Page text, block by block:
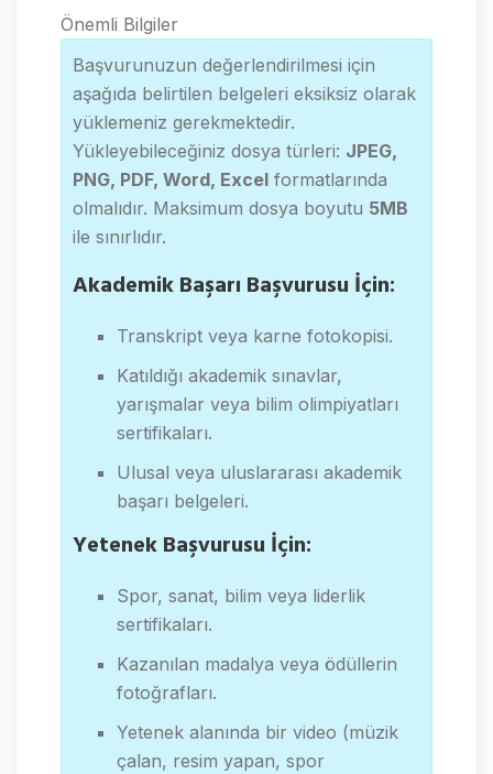
Önemli Bilgiler
Başvurunuzun değerlendirilmesi için
aşağıda belirtilen belgeleri eksiksiz olarak
yüklemeniz gerekmektedir.
Yükleyebileceğiniz dosya türleri: JPEG,
PNG, PDF, Word, Excel formatlarında
olmalıdır. Maksimum dosya boyutu 5MB
ile sınırlıdır.
Akademik Başarı Başvurusu İçin:
Transkript veya karne fotokopisi.
Katıldığı akademik sınavlar,
yarışmalar veya bilim olimpiyatları
sertifikaları.
Ulusal veya uluslararası akademik
başarı belgeleri.
Yetenek Başvurusu İçin:
Spor, sanat, bilim veya liderlik
sertifikaları.
Kazanılan madalya veya ödüllerin
fotoğrafları.
Yetenek alanında bir video (müzik
çalan, resim yapan, spor